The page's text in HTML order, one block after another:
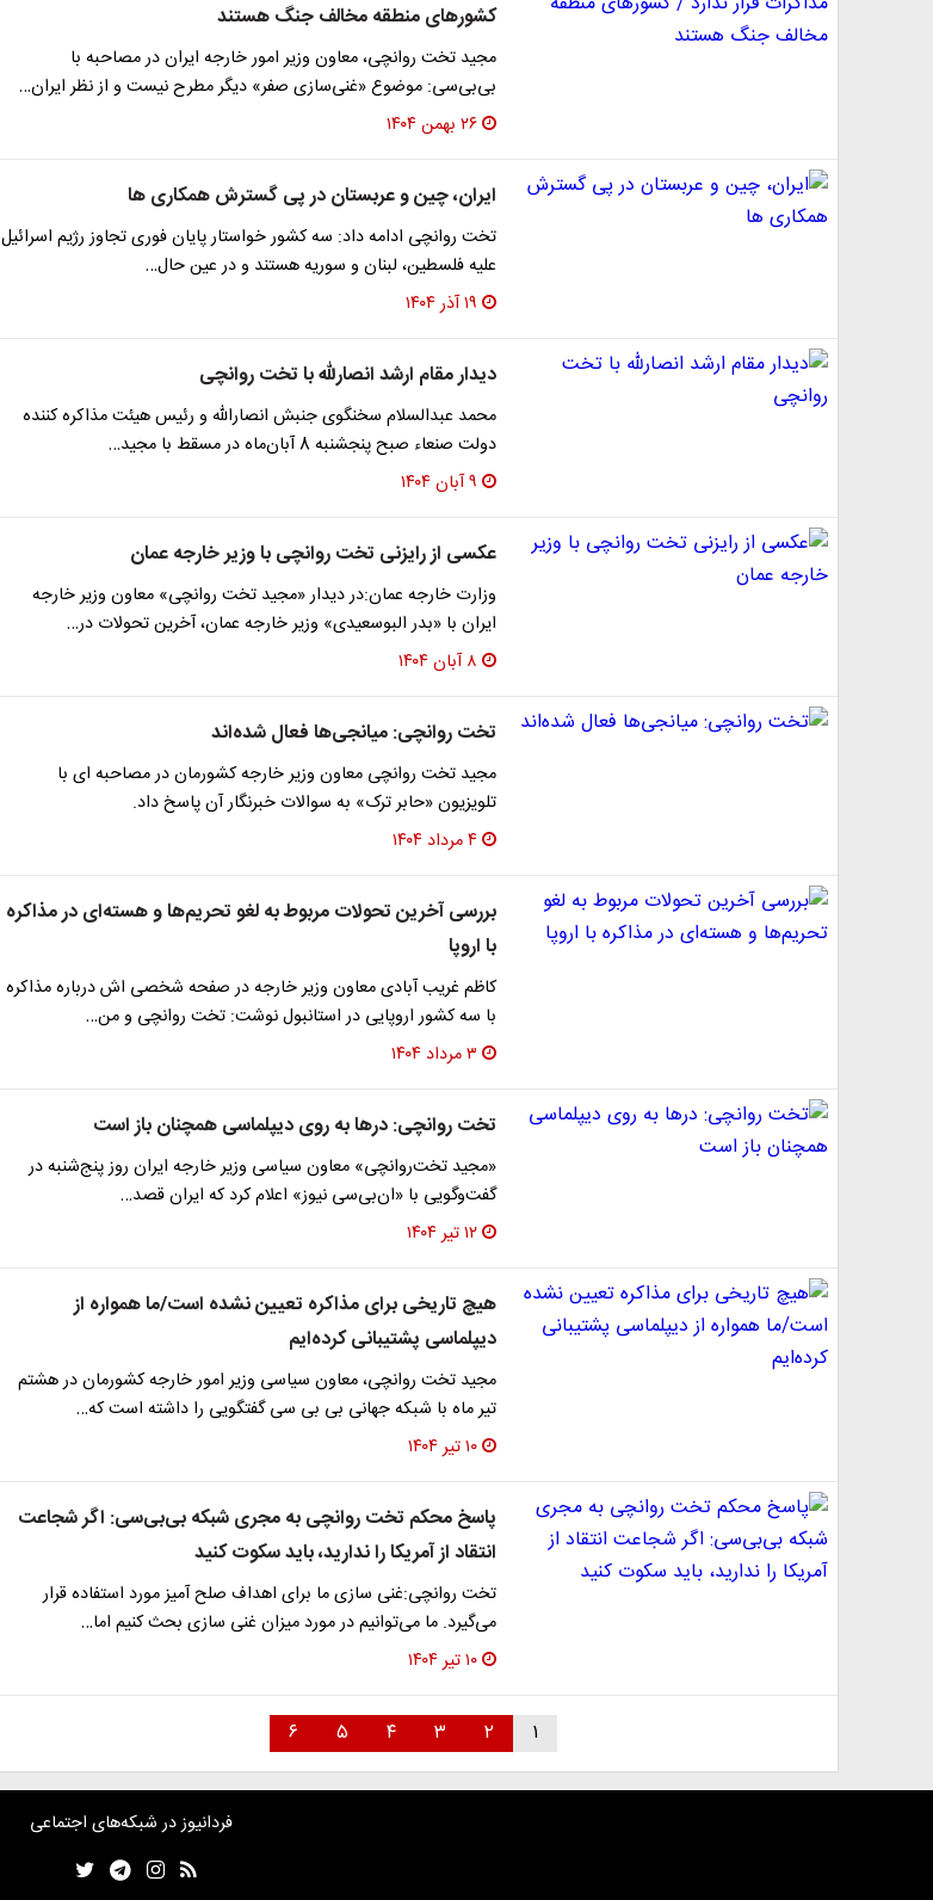
کشورهای منطقه مخالف جنگ هستند
مجید تخت روانچی، معاون وزیر امور خارجه ایران در مصاحبه با
بی‌بی‌سی: موضوع «غنی‌سازی صفر» دیگر مطرح نیست و از نظر ایران…
۲۶ بهمن ۱۴۰۴
ایران، چین و عربستان در پی گسترش همکاری ها
تخت روانچی ادامه داد: سه کشور خواستار پایان فوری تجاوز رژیم اسرائیل
علیه فلسطین، لبنان و سوریه هستند و در عین حال…
۱۹ آذر ۱۴۰۴
دیدار مقام ارشد انصارلله با تخت روانچی
محمد عبدالسلام سخنگوی جنبش انصارالله و رئیس هیئت مذاکره کننده
دولت صنعاء صبح پنجشنبه 8 آبان‌ماه در مسقط با مجید…
۹ آبان ۱۴۰۴
عکسی از رایزنی تخت روانچی با وزیر خارجه عمان
وزارت خارجه عمان:در دیدار «مجید تخت روانچی» معاون وزیر خارجه
ایران با «بدر البوسعیدی» وزیر خارجه عمان، آخرین تحولات در…
۸ آبان ۱۴۰۴
تخت روانچی: میانجی‌ها فعال شده‌اند
مجید تخت روانچی معاون وزیر خارجه کشورمان در مصاحبه ای با
تلویزیون «حابر ترک» به سوالات خبرنگار آن پاسخ داد.
۴ مرداد ۱۴۰۴
بررسی آخرین تحولات مربوط به لغو تحریم‌ها و هسته‌ای در مذاکره
با اروپا
کاظم غریب آبادی معاون وزیر خارجه در صفحه شخصی اش درباره مذاکره
با سه کشور اروپایی در استانبول نوشت: تخت روانچی و من…
۳ مرداد ۱۴۰۴
تخت روانچی: درها به روی دیپلماسی همچنان باز است
«مجید تخت‌روانچی» معاون سیاسی وزیر خارجه ایران روز پنج‌شنبه در
گفت‌وگویی با «ان‌بی‌سی نیوز» اعلام کرد که ایران قصد…
۱۲ تیر ۱۴۰۴
هیچ تاریخی برای مذاکره تعیین نشده است/ما همواره از
دیپلماسی پشتیبانی کرده‌ایم
مجید تخت روانچی، معاون سیاسی وزیر امور خارجه کشورمان در هشتم
تیر ماه با شبکه جهانی بی بی سی گفتگویی را داشته است که…
۱۰ تیر ۱۴۰۴
پاسخ محکم تخت روانچی به مجری شبکه بی‌بی‌سی: اگر شجاعت
انتقاد از آمریکا را ندارید، باید سکوت کنید
تخت روانچی:غنی سازی ما برای اهداف صلح آمیز مورد استفاده قرار
می‌گیرد. ما می‌توانیم در مورد میزان غنی سازی بحث کنیم اما…
۱۰ تیر ۱۴۰۴
۱ ۲ ۳ ۴ ۵ ۶
فردانیوز در شبکه‌های اجتماعی